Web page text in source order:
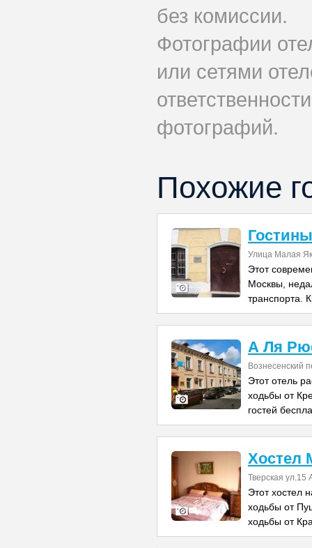
без комиссии.
Фотографии
или сетями
фотографий.
Похожие
Улица Малая
Этот
Москвы,
транспорта.
А Ля
Вознесенский
Этот отель
ходьбы от
гостей
Хостел
Тверская
Этот хостел
ходьбы от
ходьбы от